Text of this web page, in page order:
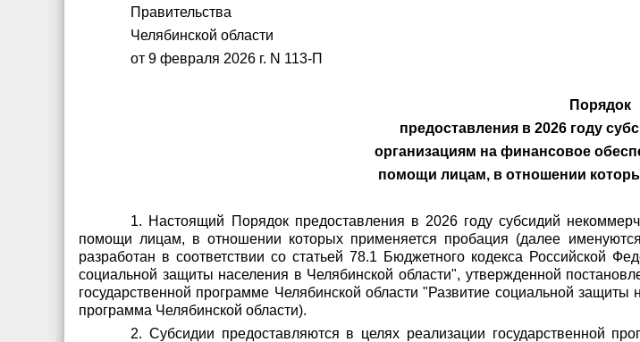
Правительства
Челябинской области
от 9 февраля 2026 г. N 113-П
Порядок
предоставления в 2026 году
организациям на финансовое
помощи лицам, в отношении
1. Настоящий Порядок предоставления в 2026 году субсидий
помощи лицам, в отношении которых применяется пробация (далее
разработан в соответствии со статьей 78.1 Бюджетного кодекса Российской
социальной защиты населения в Челябинской области", утвержденной
государственной программе Челябинской области "Развитие социальной
программа Челябинской области).
2. Субсидии предоставляются в целях реализации государственной